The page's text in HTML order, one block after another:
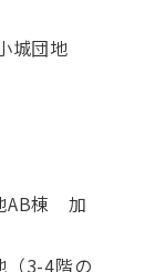
城団地
棟 加
3-4階の